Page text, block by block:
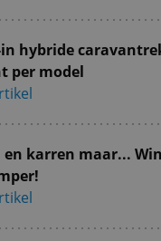
hybride
per model
karren maar...